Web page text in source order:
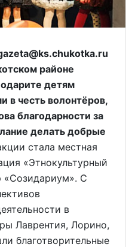
районе
детям
в честь волонтёров,
благодарности за
делать добрые
стала местная
«Этнокультурный
«Созидариум». С
в
Лаврентия, Лорино,
благотворительные